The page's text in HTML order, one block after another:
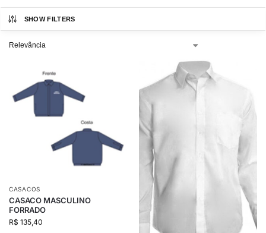
SHOW FILTERS
CASACOS
CASACO MASCULINO
FORRADO
R$ 135,40